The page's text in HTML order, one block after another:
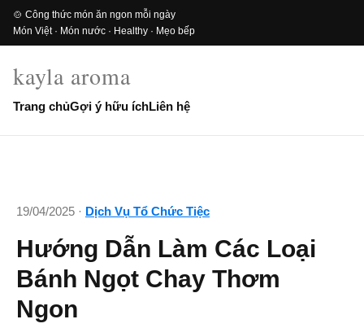
🍲 Công thức món ăn ngon mỗi ngày
Món Việt · Món nước · Healthy · Mẹo bếp
kayla aroma
Trang chủGợi ý hữu íchLiên hệ
19/04/2025 · Dịch Vụ Tổ Chức Tiệc
Hướng Dẫn Làm Các Loại
Bánh Ngọt Chay Thơm
Ngon